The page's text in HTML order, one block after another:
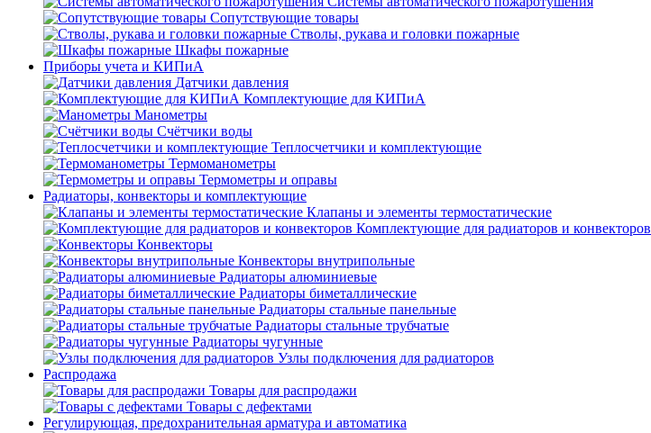
Сопутствующие товары
Стволы, рукава и головки пожарные
Шкафы пожарные
Приборы учета и КИПиА
Датчики давления
Комплектующие для КИПиА
Манометры
Счётчики воды
Теплосчетчики и комплектующие
Термоманометры
Термометры и оправы
Радиаторы, конвекторы и комплектующие
Клапаны и элементы термостатические
Комплектующие для радиаторов и конвекторов
Конвекторы
Конвекторы внутрипольные
Радиаторы алюминиевые
Радиаторы биметаллические
Радиаторы стальные панельные
Радиаторы стальные трубчатые
Радиаторы чугунные
Узлы подключения для радиаторов
Распродажа
Товары для распродажи
Товары с дефектами
Регулирующая, предохранительная арматура и автоматика